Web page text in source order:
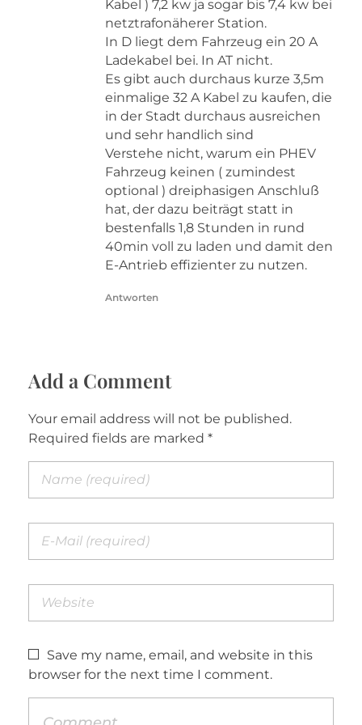
Kabel ) 7,2 kw ja sogar bis 7,4 kw bei
netztrafonäherer Station.
In D liegt dem Fahrzeug ein 20 A
Ladekabel bei. In AT nicht.
Es gibt auch durchaus kurze 3,5m
einmalige 32 A Kabel zu kaufen, die
in der Stadt durchaus ausreichen
und sehr handlich sind
Verstehe nicht, warum ein PHEV
Fahrzeug keinen ( zumindest
optional ) dreiphasigen Anschluß
hat, der dazu beiträgt statt in
bestenfalls 1,8 Stunden in rund
40min voll zu laden und damit den
E-Antrieb effizienter zu nutzen.
Antworten
Add a Comment
Your email address will not be published.
Required fields are marked *
Save my name, email, and website in this
browser for the next time I comment.